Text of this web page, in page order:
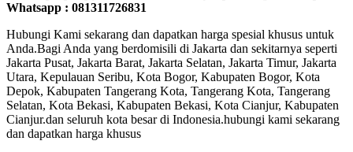
Whatsapp : 081311726831
Hubungi Kami sekarang dan dapatkan harga spesial khusus untuk
Anda.Bagi Anda yang berdomisili di Jakarta dan sekitarnya seperti
Jakarta Pusat, Jakarta Barat, Jakarta Selatan, Jakarta Timur, Jakarta
Utara, Kepulauan Seribu, Kota Bogor, Kabupaten Bogor, Kota
Depok, Kabupaten Tangerang Kota, Tangerang Kota, Tangerang
Selatan, Kota Bekasi, Kabupaten Bekasi, Kota Cianjur, Kabupaten
Cianjur.dan seluruh kota besar di Indonesia.hubungi kami sekarang
dan dapatkan harga khusus